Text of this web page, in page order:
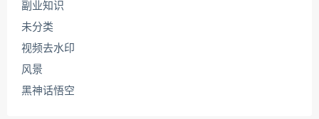
副业知识
未分类
视频去水印
风景
黑神话悟空